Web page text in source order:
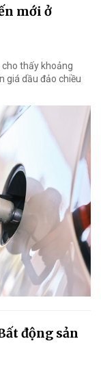
mới ở
thấy khoảng
giá dầu đảo chiều
động sản